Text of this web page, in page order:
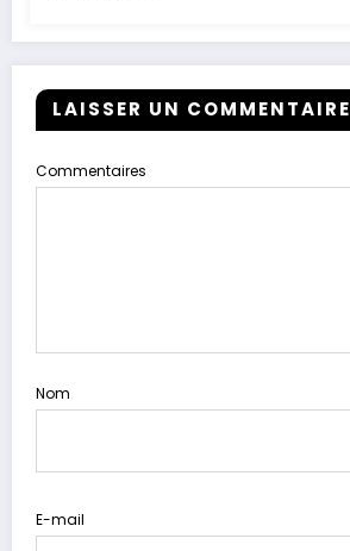
LAISSER UN COMMENTAIRE
Commentaires
Nom
E-mail